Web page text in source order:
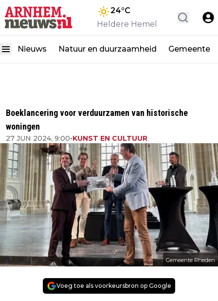
24°C
Heldere Hemel
Nieuws Natuur en duurzaamheid Gemeente
Boeklancering voor verduurzamen van historische
woningen
27 JUN 2024, 9:00•KUNST EN CULTUUR
Gemeente Rheden
Voeg toe als voorkeursbron op Google